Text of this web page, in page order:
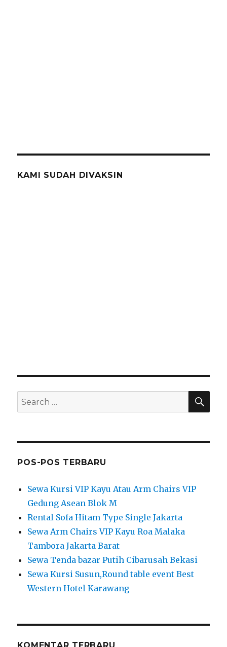
KAMI SUDAH DIVAKSIN
Search
for:
POS-POS TERBARU
Sewa Kursi VIP Kayu Atau Arm Chairs VIP
Gedung Asean Blok M
Rental Sofa Hitam Type Single Jakarta
Sewa Arm Chairs VIP Kayu Roa Malaka
Tambora Jakarta Barat
Sewa Tenda bazar Putih Cibarusah Bekasi
Sewa Kursi Susun,Round table event Best
Western Hotel Karawang